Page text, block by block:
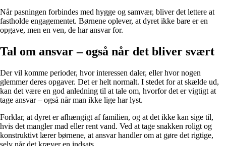
Når pasningen forbindes med hygge og samvær, bliver det lettere at
fastholde engagementet. Børnene oplever, at dyret ikke bare er en
opgave, men en ven, de har ansvar for.
Tal om ansvar – også når det bliver svært
Der vil komme perioder, hvor interessen daler, eller hvor nogen
glemmer deres opgaver. Det er helt normalt. I stedet for at skælde ud,
kan det være en god anledning til at tale om, hvorfor det er vigtigt at
tage ansvar – også når man ikke lige har lyst.
Forklar, at dyret er afhængigt af familien, og at det ikke kan sige til,
hvis det mangler mad eller rent vand. Ved at tage snakken roligt og
konstruktivt lærer børnene, at ansvar handler om at gøre det rigtige,
selv når det kræver en indsats.